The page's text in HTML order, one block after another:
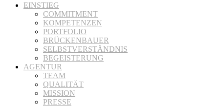
EINSTIEG
COMMITMENT
KOMPETENZEN
PORTFOLIO
BRÜCKENBAUER
SELBSTVERSTÄNDNIS
BEGEISTERUNG
AGENTUR
TEAM
QUALITÄT
MISSION
PRESSE